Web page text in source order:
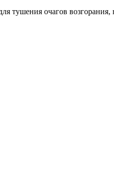
тушения очагов